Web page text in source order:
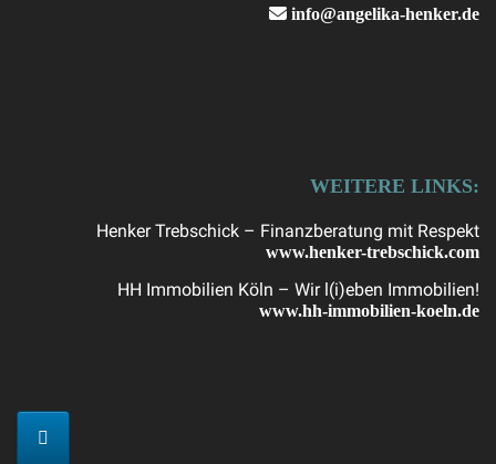
info@angelika-henker.de
WEITERE LINKS:
Henker Trebschick – Finanzberatung mit Respekt
www.henker-trebschick.com
HH Immobilien Köln – Wir l(i)eben Immobilien!
www.hh-immobilien-koeln.de